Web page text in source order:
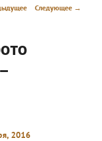
Следующее →
2016